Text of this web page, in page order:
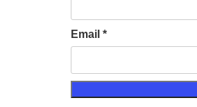
Email *